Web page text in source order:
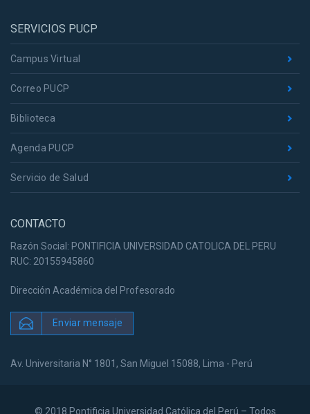
SERVICIOS PUCP
Campus Virtual
Correo PUCP
Biblioteca
Agenda PUCP
Servicio de Salud
CONTACTO
Razón Social: PONTIFICIA UNIVERSIDAD CATOLICA DEL PERU
RUC: 20155945860
Dirección Académica del Profesorado
Enviar mensaje
Av. Universitaria N° 1801, San Miguel 15088, Lima - Perú
© 2018 Pontificia Universidad Católica del Perú – Todos